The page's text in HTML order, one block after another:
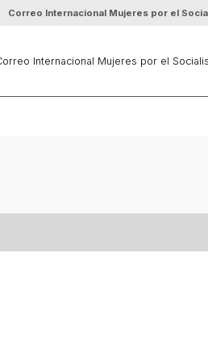
Correo Internacional Mujeres por el
Internacional Mujeres por el